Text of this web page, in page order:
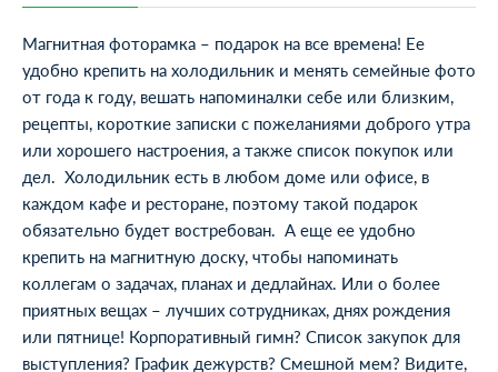
Магнитная фоторамка – подарок на все времена! Ее
удобно крепить на холодильник и менять семейные фото
от года к году, вешать напоминалки себе или близким,
рецепты, короткие записки с пожеланиями доброго утра
или хорошего настроения, а также список покупок или
дел. Холодильник есть в любом доме или офисе, в
каждом кафе и ресторане, поэтому такой подарок
обязательно будет востребован. А еще ее удобно
крепить на магнитную доску, чтобы напоминать
коллегам о задачах, планах и дедлайнах. Или о более
приятных вещах – лучших сотрудниках, днях рождения
или пятнице! Корпоративный гимн? Список закупок для
выступления? График дежурств? Смешной мем? Видите,